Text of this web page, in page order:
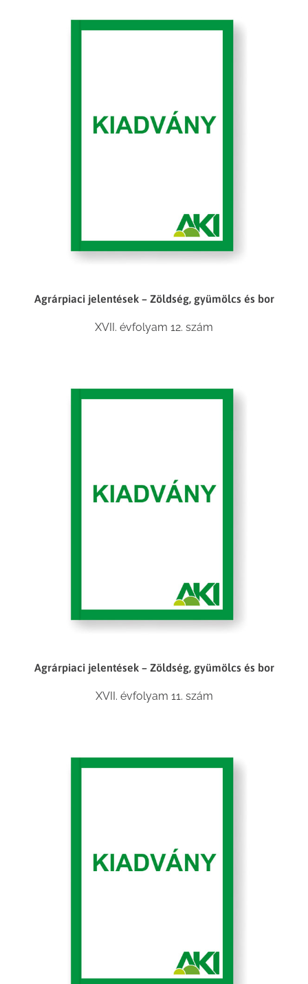
Agrárpiaci jelentések – Zöldség, gyümölcs és bor
XVII. évfolyam 12. szám
Agrárpiaci jelentések – Zöldség, gyümölcs és bor
XVII. évfolyam 11. szám